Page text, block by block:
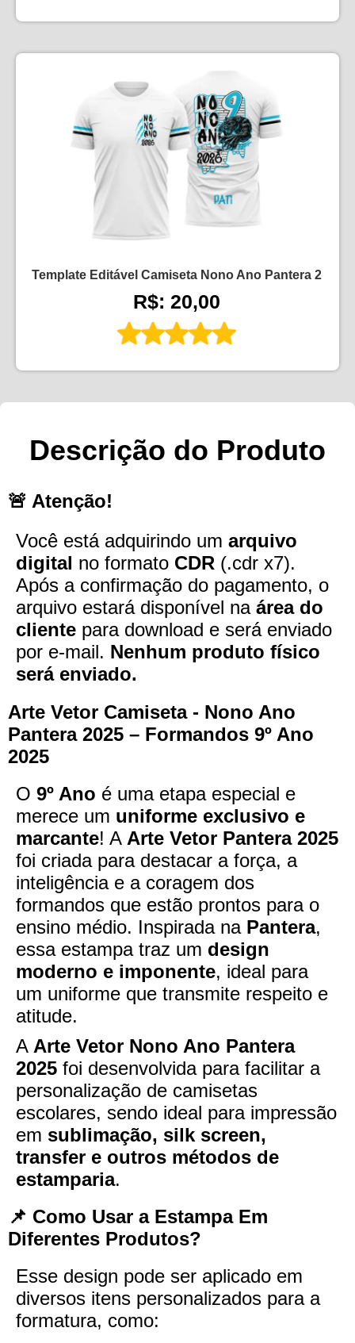
Template Editável Camiseta Nono Ano Pantera 2
R$: 20,00
Descrição do Produto
🚨 Atenção!
Você está adquirindo um arquivo
digital no formato CDR (.cdr x7).
Após a confirmação do pagamento, o
arquivo estará disponível na área do
cliente para download e será enviado
por e-mail. Nenhum produto físico
será enviado.
Arte Vetor Camiseta - Nono Ano
Pantera 2025 – Formandos 9º Ano
2025
O 9º Ano é uma etapa especial e
merece um uniforme exclusivo e
marcante! A Arte Vetor Pantera 2025
foi criada para destacar a força, a
inteligência e a coragem dos
formandos que estão prontos para o
ensino médio. Inspirada na Pantera,
essa estampa traz um design
moderno e imponente, ideal para
um uniforme que transmite respeito e
atitude.
A Arte Vetor Nono Ano Pantera
2025 foi desenvolvida para facilitar a
personalização de camisetas
escolares, sendo ideal para impressão
em sublimação, silk screen,
transfer e outros métodos de
estamparia.
📌 Como Usar a Estampa Em
Diferentes Produtos?
Esse design pode ser aplicado em
diversos itens personalizados para a
formatura, como: